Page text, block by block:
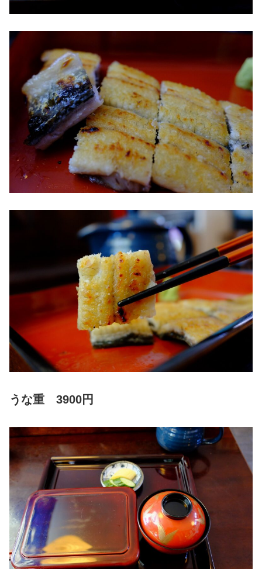
うな重 3900円